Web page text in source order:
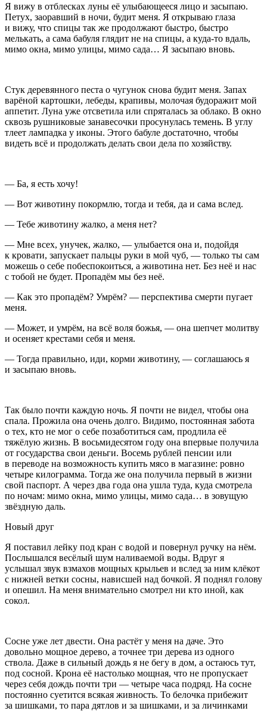
Я вижу в отблесках луны её улыбающееся лицо и засыпаю.
Петух, заоравший в ночи, будит меня. Я открываю глаза
и вижу, что спицы так же продолжают быстро, быстро
мелькать, а сама бабуля глядит не на спицы, а куда-то вдаль,
мимо окна, мимо улицы, мимо сада… Я засыпаю вновь.
Стук деревянного песта о чугунок снова будит меня. Запах
варёной картошки, лебеды, крапивы, молочая будоражит мой
аппетит. Луна уже отсветила или спряталась за облако. В окно
сквозь рушниковые занавесочки просунулась темень. В углу
тлеет лампадка у иконы. Этого бабуле достаточно, чтобы
видеть всё и продолжать делать свои дела по хозяйству.
— Ба, я есть хочу!
— Вот животину покормлю, тогда и тебя, да и сама вслед.
— Тебе животину жалко, а меня нет?
— Мне всех, унучек, жалко, — улыбается она и, подойдя
к кровати, запускает пальцы руки в мой чуб, — только ты сам
можешь о себе побеспокоиться, а животина нет. Без неё и нас
с тобой не будет. Пропадём мы без неё.
— Как это пропадём? Умрём? — перспектива смерти пугает
меня.
— Может, и умрём, на всё воля божья, — она шепчет молитву
и осеняет крестами себя и меня.
— Тогда правильно, иди, корми животину, — соглашаюсь я
и засыпаю вновь.
Так было почти каждую ночь. Я почти не видел, чтобы она
спала. Прожила она очень долго. Видимо, постоянная забота
о тех, кто не мог о себе позаботиться сам, продлила её
тяжёлую жизнь. В восьмидесятом году она впервые получила
от государства свои деньги. Восемь рублей пенсии или
в переводе на возможность купить мясо в магазине: ровно
четыре килограмма. Тогда же она получила первый в жизни
свой паспорт. А через два года она ушла туда, куда смотрела
по ночам: мимо окна, мимо улицы, мимо сада… в зовущую
звёздную даль.
Новый друг
Я поставил лейку под кран с водой и повернул ручку на нём.
Послышался весёлый шум наливаемой воды. Вдруг я
услышал звук взмахов мощных крыльев и вслед за ним клёкот
с нижней ветки сосны, нависшей над бочкой. Я поднял голову
и опешил. На меня внимательно смотрел ни кто иной, как
сокол.
Сосне уже лет двести. Она растёт у меня на даче. Это
довольно мощное дерево, а точнее три дерева из одного
ствола. Даже в сильный дождь я не бегу в дом, а остаюсь тут,
под сосной. Крона её настолько мощная, что не пропускает
через себя дождь почти три — четыре часа подряд. На сосне
постоянно суетится всякая живность. То белочка прибежит
за шишками, то пара дятлов и за шишками, и за личинками